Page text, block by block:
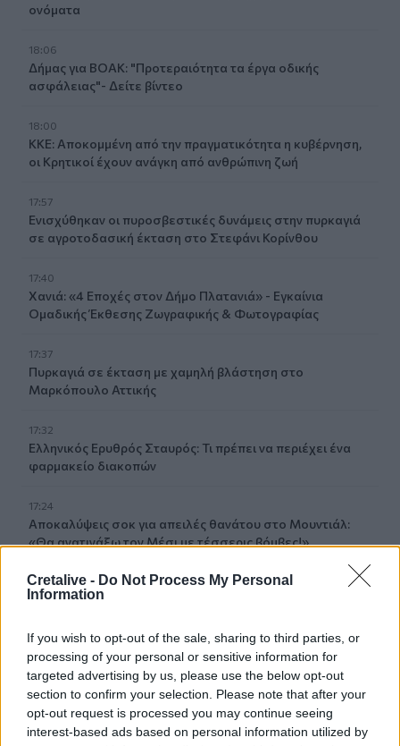
Cretalive - Do Not Process My Personal
Information
If you wish to opt-out of the sale, sharing to third parties, or
processing of your personal or sensitive information for
targeted advertising by us, please use the below opt-out
section to confirm your selection. Please note that after your
opt-out request is processed you may continue seeing
interest-based ads based on personal information utilized by
ονόματα
18:06
Δήμας για ΒΟΑΚ: "Προτεραιότητα τα έργα οδικής
ασφάλειας"- Δείτε βίντεο
18:00
ΚΚΕ: Αποκομμένη από την πραγματικότητα η κυβέρνηση,
οι Κρητικοί έχουν ανάγκη από ανθρώπινη ζωή
17:57
Ενισχύθηκαν οι πυροσβεστικές δυνάμεις στην πυρκαγιά
σε αγροτοδασική έκταση στο Στεφάνι Κορίνθου
17:40
Χανιά: «4 Εποχές στον Δήμο Πλατανιά» - Εγκαίνια
Ομαδικής Έκθεσης Ζωγραφικής & Φωτογραφίας
17:37
Πυρκαγιά σε έκταση με χαμηλή βλάστηση στο
Μαρκόπουλο Αττικής
17:32
Ελληνικός Ερυθρός Σταυρός: Τι πρέπει να περιέχει ένα
φαρμακείο διακοπών
17:24
Aποκαλύψεις σοκ για απειλές θανάτου στο Μουντιάλ:
«Θα ανατινάξω τον Μέσι με τέσσερις βόμβες!»
17:22
Δήμος Πλατανιά: Συνεχίζονται οι καλοκαιρινές
Γη - Πολιτισμός- Τουρισμός”
17:10
Δήμος Ανωγείων: Ένταξη έργου αγροτικής οδοποιίας στο
Στρατηγικό Σχέδιο ΚΑΠ 2023–2027